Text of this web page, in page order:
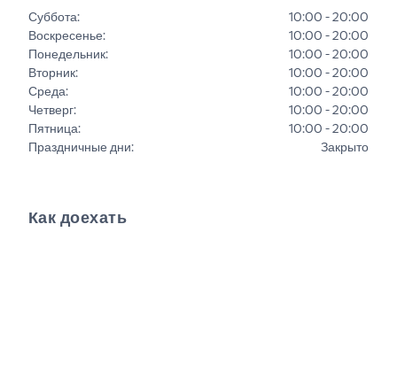
Суббота:
10:00 - 20:00
Воскресенье:
10:00 - 20:00
Понедельник:
10:00 - 20:00
Вторник:
10:00 - 20:00
Среда:
10:00 - 20:00
Четверг:
10:00 - 20:00
Пятница:
10:00 - 20:00
Праздничные дни: Закрыто
Как доехать